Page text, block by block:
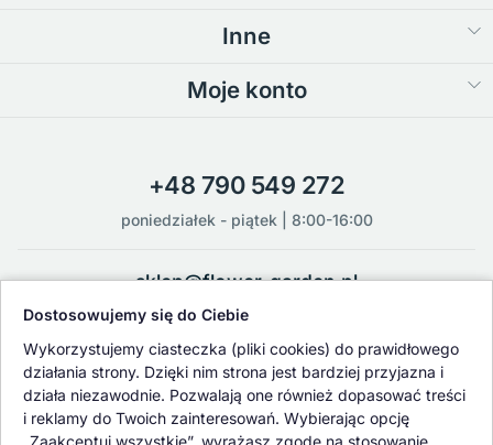
Inne
Moje konto
+48 790 549 272
poniedziałek - piątek | 8:00-16:00
sklep@flower-garden.pl
Oferowane przez nas rośliny i nasiona podlegają regularnej ścisłej
kontroli jakości oraz kontroli zdrowotnej przeprowadzanej przez
wykwalifikowane osoby z Państwowej Inspekcji Ochrony Roślin i
Nasiennictwa.
Dostosowujemy się do Ciebie
Wykorzystujemy ciasteczka (pliki cookies) do prawidłowego
działania strony. Dzięki nim strona jest bardziej przyjazna i
działa niezawodnie. Pozwalają one również dopasować treści
i reklamy do Twoich zainteresowań. Wybierając opcję
„Zaakceptuj wszystkie”, wyrażasz zgodę na stosowanie